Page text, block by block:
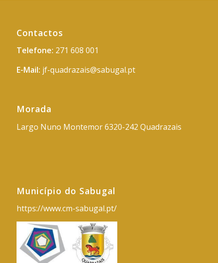
Contactos
Telefone: 271 608 001
E-Mail: jf-quadrazais@sabugal.pt
Morada
Largo Nuno Montemor 6320-242 Quadrazais
Município do Sabugal
https://www.cm-sabugal.pt/